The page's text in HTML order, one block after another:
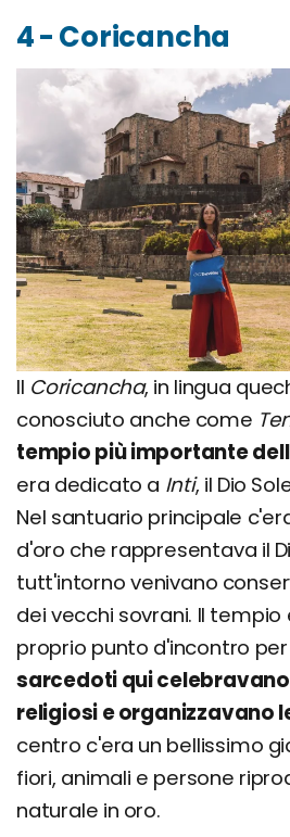
4 - Coricancha
Il Coricancha, in lingua
conosciuto anche come
tempio più importante
era dedicato a Inti, il Dio
Nel santuario principale
d'oro che rappresentava il
tutt'intorno venivano
dei vecchi sovrani. Il tempio
proprio punto d'incontro per
sarcedoti qui
religiosi e organizzavano
centro c'era un bellissimo
fiori, animali e persone
naturale in oro.